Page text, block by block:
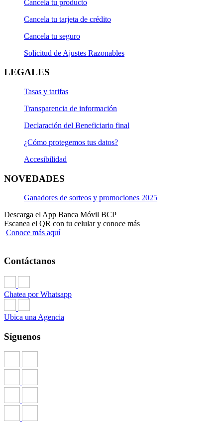
Cancela tu producto
Cancela tu tarjeta de crédito
Cancela tu seguro
Solicitud de Ajustes Razonables
LEGALES
Tasas y tarifas
Transparencia de información
Declaración del Beneficiario final
¿Cómo protegemos tus datos?
Accesibilidad
NOVEDADES
Ganadores de sorteos y promociones 2025
Descarga el App Banca Móvil BCP
Escanea el QR con tu celular y conoce más
Conoce más aquí
Contáctanos
Chatea por Whatsapp
Ubica una Agencia
Síguenos